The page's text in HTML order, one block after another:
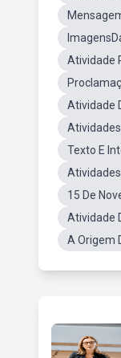
Atividade
Atividade
Texto E
15 De
Atividade
A Origem